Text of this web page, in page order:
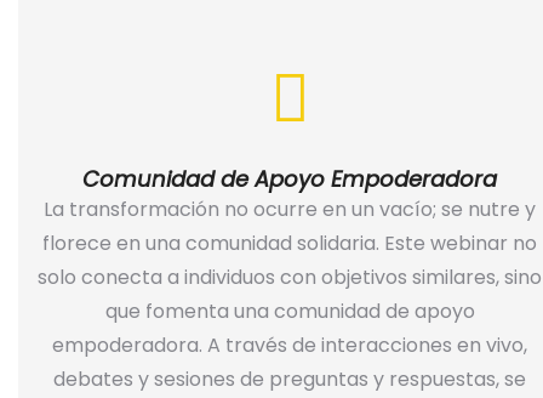
Comunidad de Apoyo Empoderadora
La transformación no ocurre en un vacío; se nutre y
florece en una comunidad solidaria. Este webinar no
solo conecta a individuos con objetivos similares, sino
que fomenta una comunidad de apoyo
empoderadora. A través de interacciones en vivo,
debates y sesiones de preguntas y respuestas, se